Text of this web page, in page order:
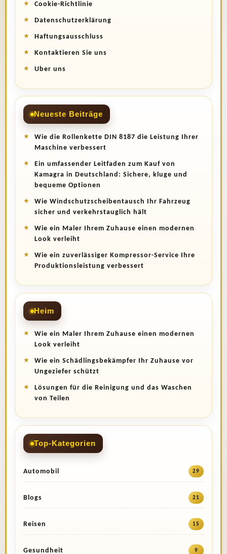
Cookie-Richtlinie
Datenschutzerklärung
Haftungsausschluss
Kontaktieren Sie uns
Uber uns
Neueste Beiträge
Wie die Rollenkette DIN 8187 die Leistung Ihrer
Maschine verbessert
Ein umfassender Leitfaden zum Kauf von
Kamagra in Deutschland: Sichere, kluge und
bequeme Optionen
Wie Windschutzscheibentausch Ihr Fahrzeug
sicher und verkehrstauglich hält
Wie ein Maler Ihrem Zuhause einen modernen
Look verleiht
Wie ein zuverlässiger Kompressor-Service Ihre
Produktionsleistung verbessert
Heim
Wie ein Maler Ihrem Zuhause einen modernen
Look verleiht
Wie ein Schädlingsbekämpfer Ihr Zuhause vor
Ungeziefer schützt
Lösungen für die Reinigung und das Waschen
von Teilen
Top-Kategorien
Automobil 29
Blogs 21
Reisen 15
Gesundheit 9